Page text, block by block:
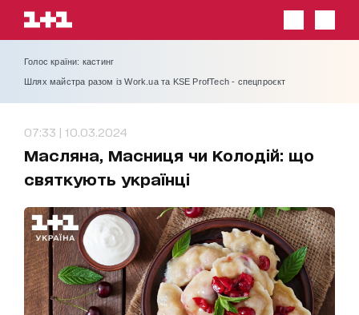
Голос країни: кастинг
Шлях майстра разом із Work.ua та KSE ProfTech - спецпроєкт
07:33 | 10.03.2024
Масляна, Масниця чи Колодій: що
святкують українці